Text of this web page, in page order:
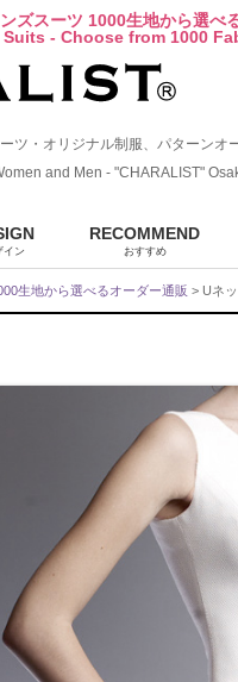
ズスーツ 1000生地から選べ
- Choose from 1000
ツ・オリジナル制服、パターンオ
and Men - "CHARALIST"
イン
RECOMMEND
おすすめ
生地から選べるオーダー通販 > Uネ